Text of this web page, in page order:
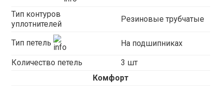
Тип контуров
уплотнителей
Резиновые трубчатые
Тип петель На подшипниках
Количество петель
3 шт
Комфорт